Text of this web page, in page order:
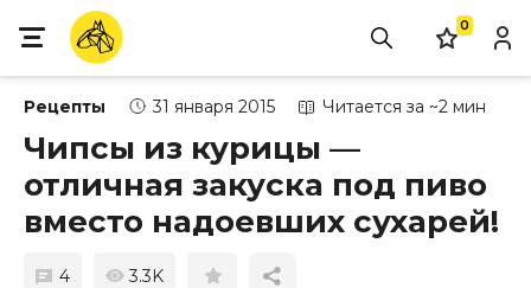
0
Рецепты 31 января 2015 Читается за ~2 мин
Чипсы из курицы —
отличная закуска под пиво
вместо надоевших сухарей!
4 3.3K